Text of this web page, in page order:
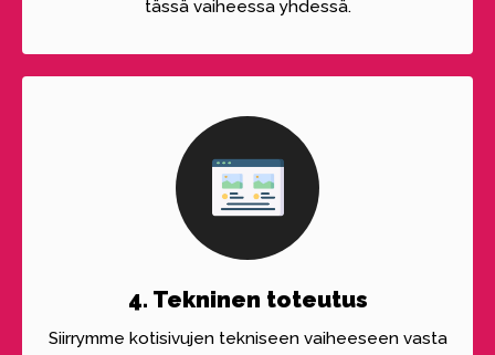
tässä vaiheessa yhdessä.
4. Tekninen toteutus
Siirrymme kotisivujen tekniseen vaiheeseen vasta